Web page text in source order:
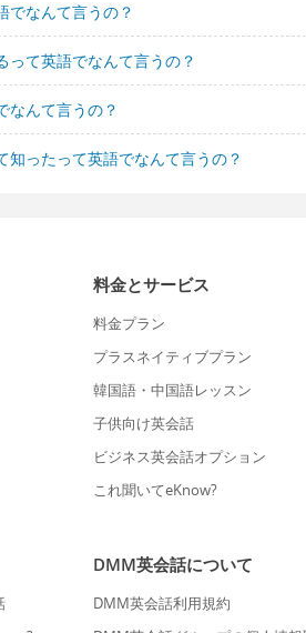
でなんて言うの？
って英語でなんて言うの？
なんて言うの？
知ったって英語でなんて言うの？
料金とサービス
料金プラン
プラスネイティブプラン
韓国語・中国語レッスン
子供向け英会話
ビジネス英会話オプション
これ聞いてeKnow?
DMM英会話について
DMM英会話利用規約